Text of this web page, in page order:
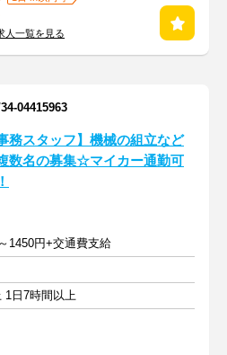
人一覧を見る
04415963
務スタッフ】機械の組立など
数名の募集☆マイカー通勤可
1450円+交通費支給
1日7時間以上